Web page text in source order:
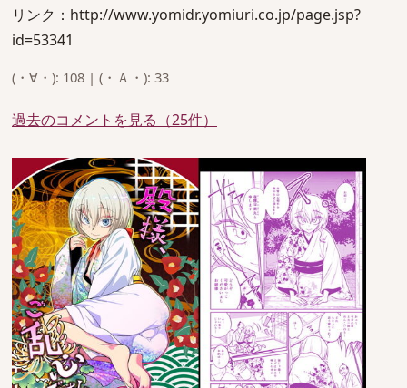
リンク：http://www.yomidr.yomiuri.co.jp/page.jsp?
id=53341
(・∀・): 108 | (・Ａ・): 33
過去のコメントを見る（25件）